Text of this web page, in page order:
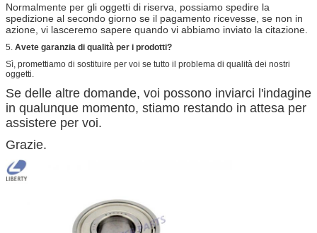
Normalmente per gli oggetti di riserva, possiamo spedire la
spedizione al secondo giorno se il pagamento ricevesse, se non in
azione, vi lasceremo sapere quando vi abbiamo inviato la citazione.
5. Avete garanzia di qualità per i prodotti?
Sì, promettiamo di sostituire per voi se tutto il problema di qualità dei nostri
oggetti.
Se delle altre domande, voi possono inviarci l'indagine
in qualunque momento, stiamo restando in attesa per
assistere per voi.
Grazie.